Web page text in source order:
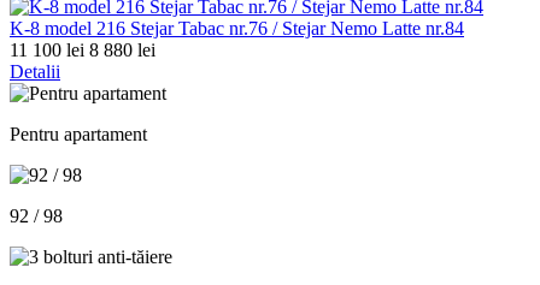
K-8 model 216 Stejar Tabac nr.76 / Stejar Nemo Latte nr.84
11 100 lei 8 880 lei
Detalii
Pentru apartament
92 / 98